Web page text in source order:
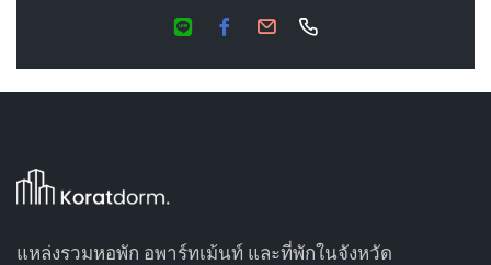
แหล่งรวมหอพัก อพาร์ทเม้นท์ และที่พักในจังหวัด